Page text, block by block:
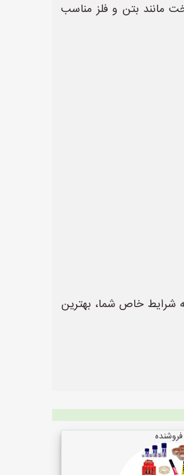
بتن و فلز مناسب
خاص شما، بهترین
فروشنده